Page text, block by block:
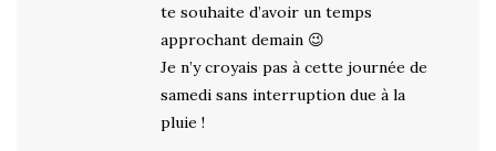
te souhaite d’avoir un temps
approchant demain 😉
Je n’y croyais pas à cette journée de
samedi sans interruption due à la
pluie !